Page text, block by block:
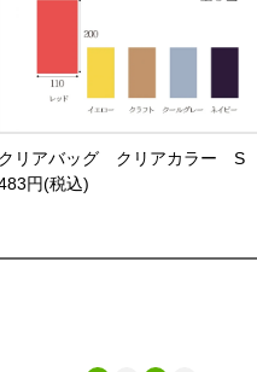
クリアバッグ クリアカラー S
円(税込)